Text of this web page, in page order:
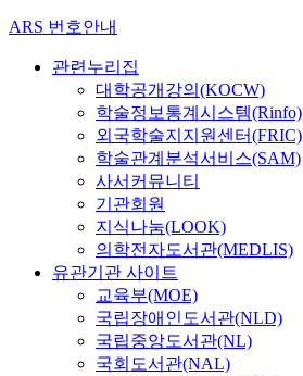
ARS 번호안내
관련누리집
대학공개강의(KOCW)
학술정보통계시스템(Rinfo)
외국학술지지원센터(FRIC)
학술관계분석서비스(SAM)
사서커뮤니티
기관회원
지식나눔(LOOK)
의학전자도서관(MEDLIS)
유관기관 사이트
교육부(MOE)
국립장애인도서관(NLD)
국립중앙도서관(NL)
국회도서관(NAL)